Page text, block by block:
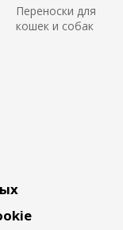
Переноски для
кошек и собак